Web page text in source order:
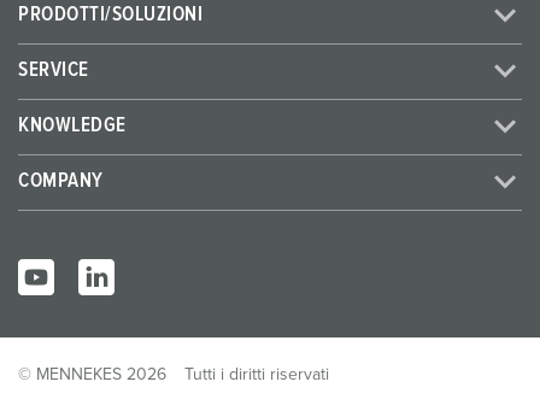
PRODOTTI/SOLUZIONI
SERVICE
KNOWLEDGE
COMPANY
© MENNEKES 2026 Tutti i diritti riservati